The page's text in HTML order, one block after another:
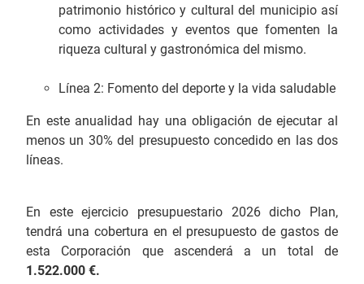
patrimonio histórico y cultural del municipio así
como actividades y eventos que fomenten la
riqueza cultural y gastronómica del mismo.
Línea 2: Fomento del deporte y la vida saludable
En este anualidad hay una obligación de ejecutar al
menos un 30% del presupuesto concedido en las dos
líneas.
En este ejercicio presupuestario 2026 dicho Plan,
tendrá una cobertura en el presupuesto de gastos de
esta Corporación que ascenderá a un total de
1.522.000 €.